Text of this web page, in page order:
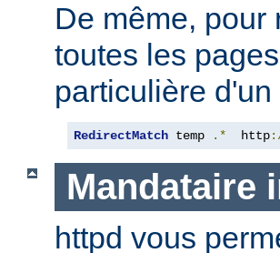
De même, pour
toutes les
particulière
RedirectMatch temp .*
  http
Mandataire
httpd vous